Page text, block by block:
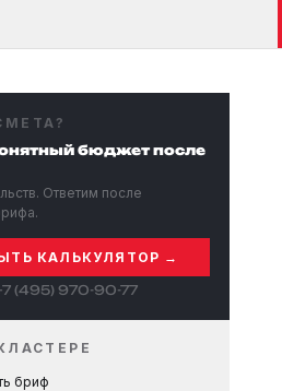
бюджет после
Ответим после
КАЛЬКУЛЯТОР →
(495) 970-90-77
бриф